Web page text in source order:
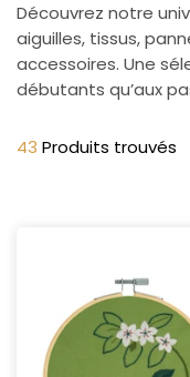
Découvrez notre
aiguilles, tissus,
accessoires. Une
débutants qu’aux
43 Produits trouvés